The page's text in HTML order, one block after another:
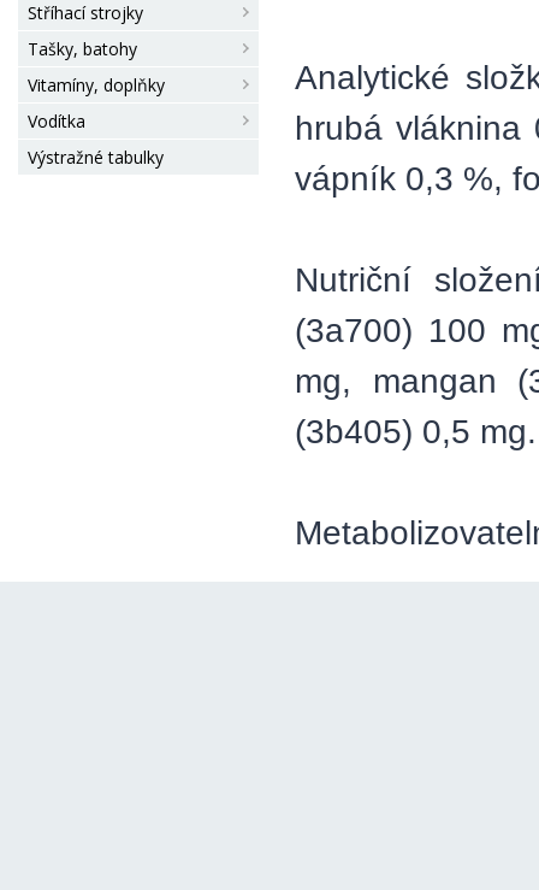
Stříhací strojky
Tašky, batohy
Vitamíny, doplňky
Vodítka
Výstražné tabulky
Analytické
hrubá
vápník 0,3 %,
Nutriční
(3a700) 100
mg, mangan
(3b405) 0,5 mg.